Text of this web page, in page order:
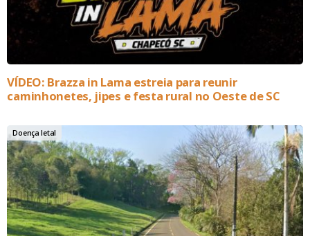
VÍDEO: Brazza in Lama estreia para reunir
caminhonetes, jipes e festa rural no Oeste de SC
Doença letal